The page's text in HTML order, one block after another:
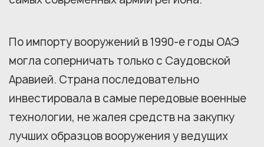
По импорту вооружений в 1990-е годы ОАЭ
могла соперничать только с Саудовской
Аравией. Страна последовательно
инвестировала в самые передовые военные
технологии, не жалея средств на закупку
лучших образцов вооружения у ведущих